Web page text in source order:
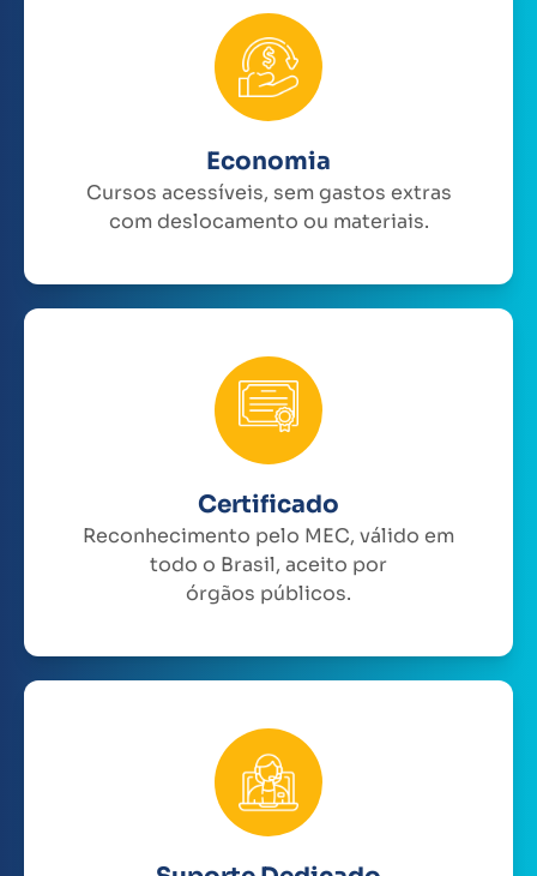
Economia
Cursos acessíveis, sem gastos extras
com deslocamento ou materiais.
Certificado
Reconhecimento pelo MEC, válido em
todo o Brasil, aceito por
órgãos públicos.